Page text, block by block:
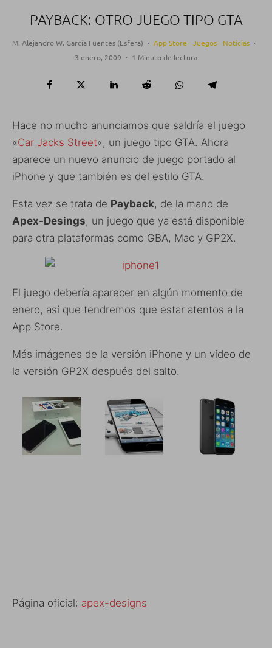
PAYBACK: OTRO JUEGO TIPO GTA
M. Alejandro W. García Fuentes (Esfera) · App Store Juegos Noticias ·
3 enero, 2009 · 1 Minuto de lectura
Hace no mucho anunciamos que saldría el juego
«Car Jacks Street«, un juego tipo GTA. Ahora
aparece un nuevo anuncio de juego portado al
iPhone y que también es del estilo GTA.
Esta vez se trata de Payback, de la mano de
Apex-Desings, un juego que ya está disponible
para otra plataformas como GBA, Mac y GP2X.
El juego debería aparecer en algún momento de
enero, así que tendremos que estar atentos a la
App Store.
Más imágenes de la versión iPhone y un vídeo de
la versión GP2X después del salto.
Página oficial: apex-designs